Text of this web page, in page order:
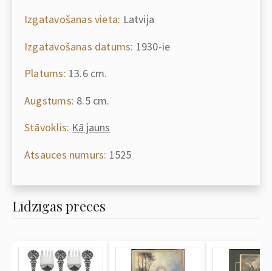
Izgatavošanas vieta: Latvija
Izgatavošanas datums: 1930-ie
Platums: 13.6 cm.
Augstums: 8.5 cm.
Stāvoklis: Kā jauns
Atsauces numurs: 1525
Līdzīgas preces